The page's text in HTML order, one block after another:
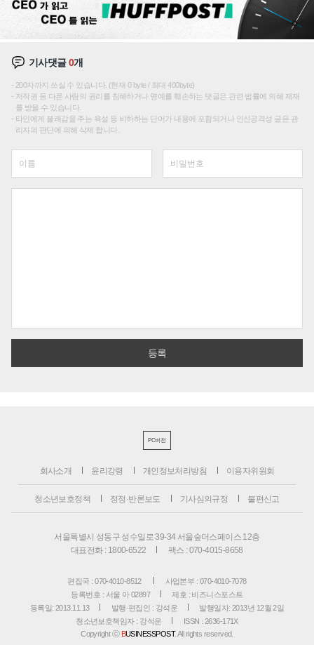
기사댓글0개
200자까지 쓰실 수 있습니다. (현재 0 byte / 최대 400byte)
저작권 등 다른 사람의 권리를 침해하거나 명예를 훼손하는 댓글은 관련 법률에 의해 제재
를 받을 수 있습니다.
타인에게 불쾌감을 주는 욕설 등 비하하는 단어가 내용에 포함되거나 인신공격성 글은 관
리자의 판단에 의해 삭제 합니다.
PC버전
회사소개 윤리강령 개인정보처리방침 이용자위원회
청소년보호정책 정정·반론보도 기사심의규정 불편신고
서울특별시 성동구 성수일로 39-34 서울숲더스페이스 12층
대표전화 : 1800-6522
팩스 : 070-4015-8658
편집국 : 070-4010-8512
사업본부 : 070-4010-7078
등록번호 : 서울 아 02897
제호 : 비즈니스포스트
등록일: 2013.11.13
발행·편집인 : 강석운
발행일자: 2013년 12월 2일
청소년보호책임자 : 강석운
ISSN : 2636-171X
Copyright ⓒ BUSINESSPOST. All rights reserved.